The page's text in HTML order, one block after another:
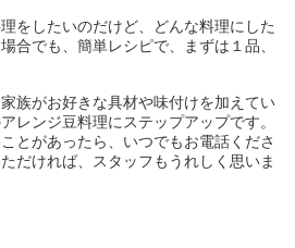
をしたいのだけど、どんな料理にした
合でも、簡単レシピで、まずは１品、
族がお好きな具材や味付けを加えてい
レンジ豆料理にステップアップです。
とがあったら、いつでもお電話くださ
だければ、スタッフもうれしく思いま